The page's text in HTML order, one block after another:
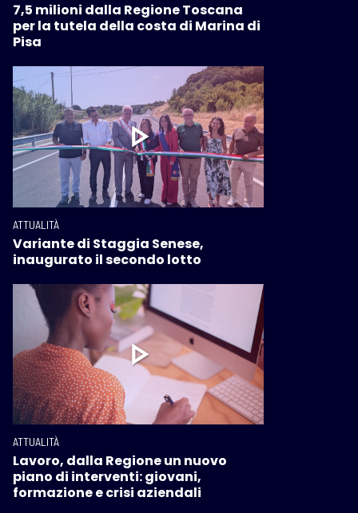
7,5 milioni dalla Regione Toscana
per la tutela della costa di Marina di
Pisa
ATTUALITÀ
Variante di Staggia Senese,
inaugurato il secondo lotto
ATTUALITÀ
Lavoro, dalla Regione un nuovo
piano di interventi: giovani,
formazione e crisi aziendali